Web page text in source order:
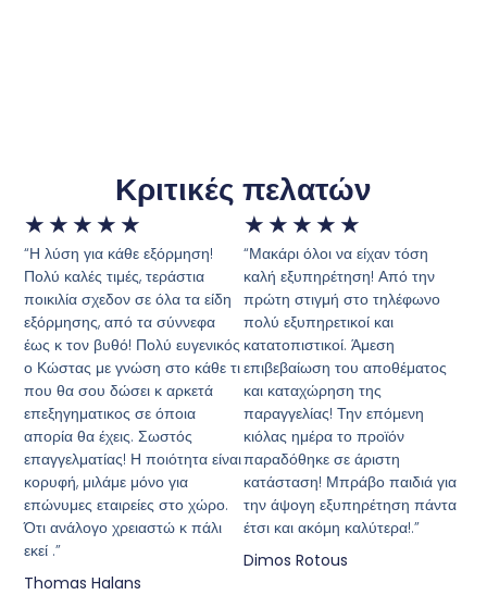
Κριτικές πελατών
★ ★ ★ ★ ★
“Η λύση για κάθε εξόρμηση!
Πολύ καλές τιμές, τεράστια
ποικιλία σχεδον σε όλα τα είδη
εξόρμησης, από τα σύννεφα
έως κ τον βυθό! Πολύ ευγενικός
ο Κώστας με γνώση στο κάθε τι
που θα σου δώσει κ αρκετά
επεξηγηματικος σε όποια
απορία θα έχεις. Σωστός
επαγγελματίας! Η ποιότητα είναι
κορυφή, μιλάμε μόνο για
επώνυμες εταιρείες στο χώρο.
Ότι ανάλογο χρειαστώ κ πάλι
εκεί .”
Thomas Halans
★ ★ ★ ★ ★
“Μακάρι όλοι να είχαν τόση
καλή εξυπηρέτηση! Από την
πρώτη στιγμή στο τηλέφωνο
πολύ εξυπηρετικοί και
κατατοπιστικοί. Άμεση
επιβεβαίωση του αποθέματος
και καταχώρηση της
παραγγελίας! Την επόμενη
κιόλας ημέρα το προϊόν
παραδόθηκε σε άριστη
κατάσταση! Μπράβο παιδιά για
την άψογη εξυπηρέτηση πάντα
έτσι και ακόμη καλύτερα!.”
Dimos Rotous